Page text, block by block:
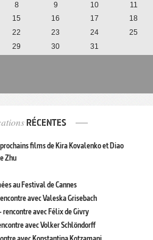
8 9 10
11
15 16 17
18
22 23 24
25
29 30 31
RÉCENTES
films de Kira Kovalenko et Diao
Zhu
au Festival de Cannes
avec Valeska Grisebach
rencontre avec Félix de Givry
avec Volker Schlöndorff